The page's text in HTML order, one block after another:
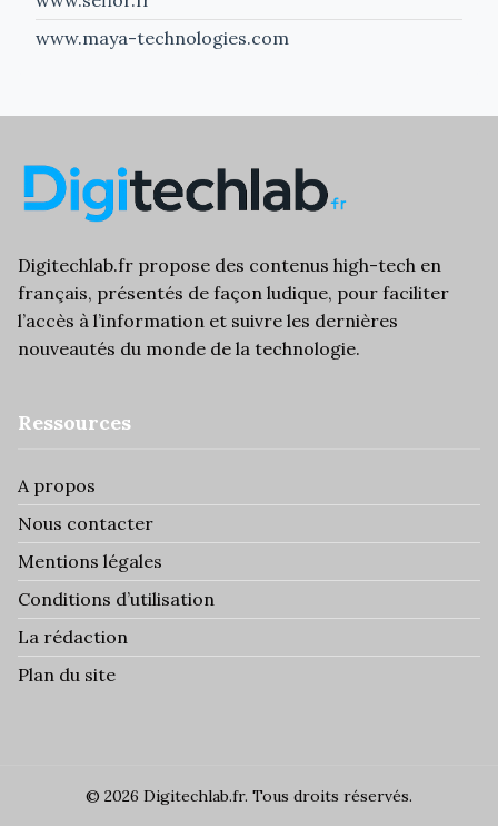
www.maya-technologies.com
Digitechlab.fr propose des contenus high-tech en
français, présentés de façon ludique, pour faciliter
l’accès à l’information et suivre les dernières
nouveautés du monde de la technologie.
Ressources
A propos
Nous contacter
Mentions légales
Conditions d’utilisation
La rédaction
Plan du site
© 2026 Digitechlab.fr. Tous droits réservés.